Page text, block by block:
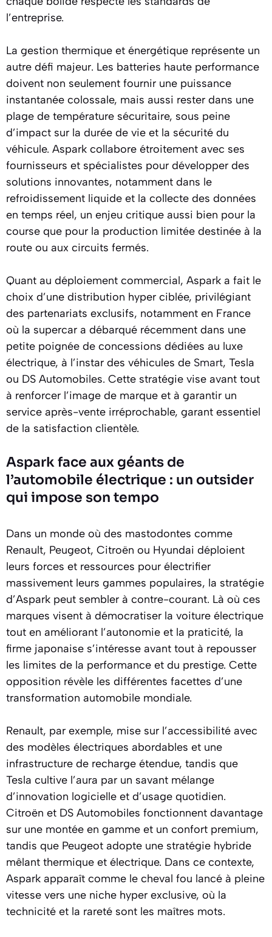
l’entreprise.
La gestion thermique et énergétique représente un
autre défi majeur. Les batteries haute performance
doivent non seulement fournir une puissance
instantanée colossale, mais aussi rester dans une
plage de température sécuritaire, sous peine
d’impact sur la durée de vie et la sécurité du
véhicule. Aspark collabore étroitement avec ses
fournisseurs et spécialistes pour développer des
solutions innovantes, notamment dans le
refroidissement liquide et la collecte des données
en temps réel, un enjeu critique aussi bien pour la
course que pour la production limitée destinée à la
route ou aux circuits fermés.
Quant au déploiement commercial, Aspark a fait le
choix d’une distribution hyper ciblée, privilégiant
des partenariats exclusifs, notamment en France
où la supercar a débarqué récemment dans une
petite poignée de concessions dédiées au luxe
électrique, à l’instar des véhicules de Smart, Tesla
ou DS Automobiles. Cette stratégie vise avant tout
à renforcer l’image de marque et à garantir un
service après-vente irréprochable, garant essentiel
de la satisfaction clientèle.
Aspark face aux géants de
l’automobile électrique : un outsider
qui impose son tempo
Dans un monde où des mastodontes comme
Renault, Peugeot, Citroën ou Hyundai déploient
leurs forces et ressources pour électrifier
massivement leurs gammes populaires, la stratégie
d’Aspark peut sembler à contre-courant. Là où ces
marques visent à démocratiser la voiture électrique
tout en améliorant l’autonomie et la praticité, la
firme japonaise s’intéresse avant tout à repousser
les limites de la performance et du prestige. Cette
opposition révèle les différentes facettes d’une
transformation automobile mondiale.
Renault, par exemple, mise sur l’accessibilité avec
des modèles électriques abordables et une
infrastructure de recharge étendue, tandis que
Tesla cultive l’aura par un savant mélange
d’innovation logicielle et d’usage quotidien.
Citroën et DS Automobiles fonctionnent davantage
sur une montée en gamme et un confort premium,
tandis que Peugeot adopte une stratégie hybride
mêlant thermique et électrique. Dans ce contexte,
Aspark apparaît comme le cheval fou lancé à pleine
vitesse vers une niche hyper exclusive, où la
technicité et la rareté sont les maîtres mots.